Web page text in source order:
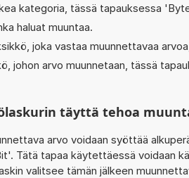
kategoria, tässä tapauksessa '
haluat muuntaa.
joka vastaa muunnettavaa
johon arvo muunnetaan, tässä
täyttä tehoa
arvo voidaan syöttää
Tätä tapaa käytettäessä voidaan
valitsee tämän jälkeen